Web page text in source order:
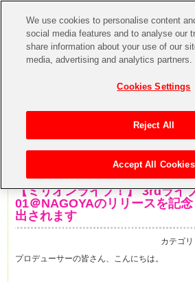
【ミリオンライブ！】 3rdライ
01＠NAGOYAのリリースを記
出されます
カテゴリ
プロデューサーの皆さん、こんにちは。
We use cookies to personalise content
social media features and to analyse our
share information about your use of our
media, advertising and analytics partners.
Cookies Settings
Reject All
Accept All Cookies